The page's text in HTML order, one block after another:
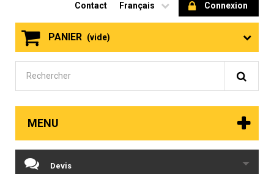
Connexion
Français
Contact
PANIER (vide)
MENU
Devis